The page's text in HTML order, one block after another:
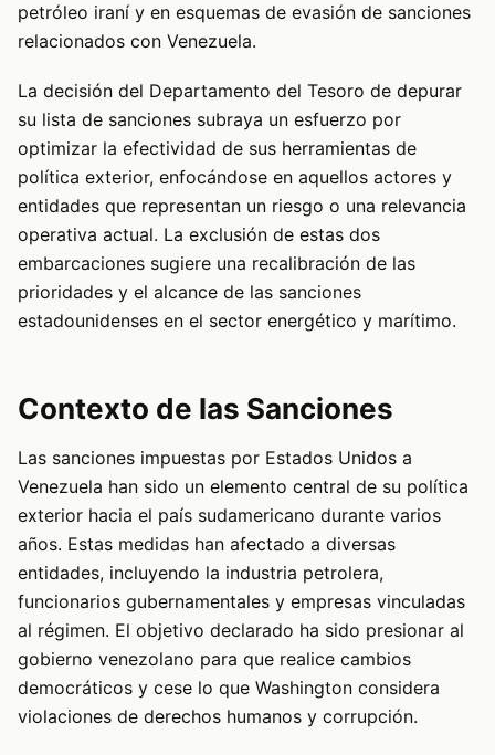
petróleo iraní y en esquemas de evasión de sanciones
relacionados con Venezuela.
La decisión del Departamento del Tesoro de depurar
su lista de sanciones subraya un esfuerzo por
optimizar la efectividad de sus herramientas de
política exterior, enfocándose en aquellos actores y
entidades que representan un riesgo o una relevancia
operativa actual. La exclusión de estas dos
embarcaciones sugiere una recalibración de las
prioridades y el alcance de las sanciones
estadounidenses en el sector energético y marítimo.
Contexto de las Sanciones
Las sanciones impuestas por Estados Unidos a
Venezuela han sido un elemento central de su política
exterior hacia el país sudamericano durante varios
años. Estas medidas han afectado a diversas
entidades, incluyendo la industria petrolera,
funcionarios gubernamentales y empresas vinculadas
al régimen. El objetivo declarado ha sido presionar al
gobierno venezolano para que realice cambios
democráticos y cese lo que Washington considera
violaciones de derechos humanos y corrupción.